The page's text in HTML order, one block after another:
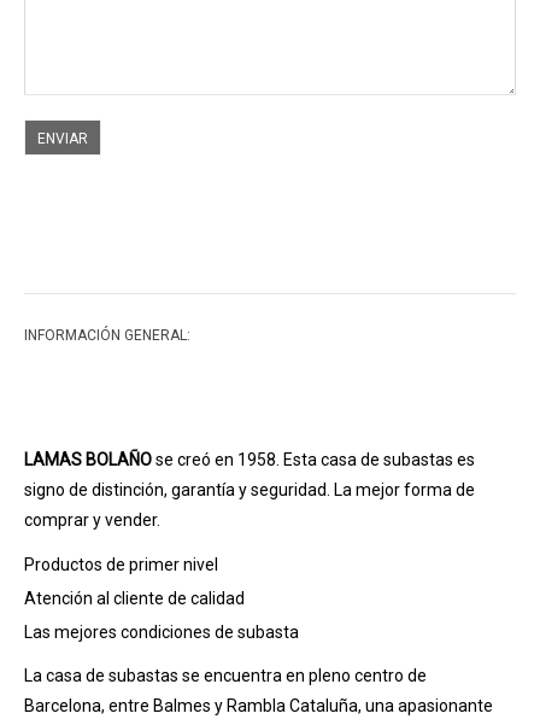
ENVIAR
INFORMACIÓN GENERAL:
LAMAS BOLAÑOse creó en 1958. Esta casa de subastas es
signo de distinción, garantía y seguridad. La mejor forma de
comprar y vender.
Productos de primer nivel
Atención al cliente de calidad
Las mejores condiciones de subasta
La casa de subastas se encuentra en pleno centro de
Barcelona, entre Balmes y Rambla Cataluña, una apasionante